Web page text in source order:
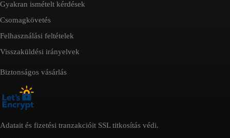
Gyakran ismételt kérdések
Csomagkövetés
Felhasználási feltételek
Visszaküldési irányelvek
Biztonságos vásárlás
Adatait és fizetési tranzakcióit SSL titkosítás védi.